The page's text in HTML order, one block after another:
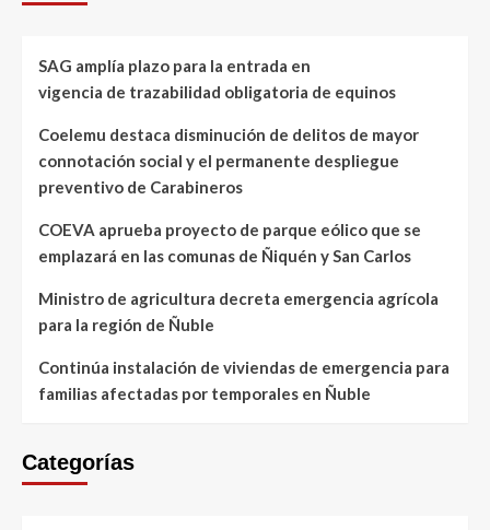
SAG amplía plazo para la entrada en
vigencia de trazabilidad obligatoria de equinos
Coelemu destaca disminución de delitos de mayor
connotación social y el permanente despliegue
preventivo de Carabineros
COEVA aprueba proyecto de parque eólico que se
emplazará en las comunas de Ñiquén y San Carlos
Ministro de agricultura decreta emergencia agrícola
para la región de Ñuble
Continúa instalación de viviendas de emergencia para
familias afectadas por temporales en Ñuble
Categorías